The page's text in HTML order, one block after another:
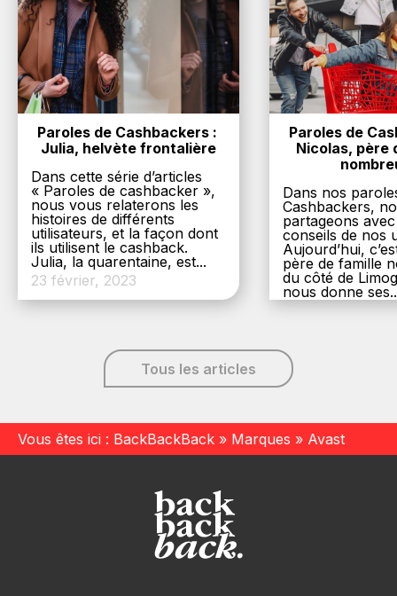
Paroles de Cashbackers :
Julia, helvète frontalière
Dans cette série d’articles
« Paroles de cashbacker »,
nous vous relaterons les
histoires de différents
utilisateurs, et la façon dont
ils utilisent le cashback.
Julia, la quarentaine, est...
23 février, 2023
Paroles de
Nicolas, père
Dans nos
Cashbackers,
partageons
conseils de nos
Aujourd’hui,
père de famille
du côté de
nous donne
Tous les articles
Vous êtes ici : BackBackBack » Marques » Avast